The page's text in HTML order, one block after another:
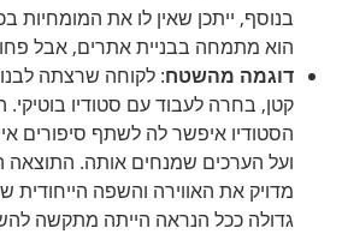
בנוסף, ייתכן שאין לו את המומחיות
הוא מתמחה בבניית אתרים, אבל
דוגמה מהשטח: לקוחה שרצתה
קטן, בחרה לעבוד עם סטודיו
הסטודיו איפשר לה לשתף סיפורים
ועל הערכים שמנחים אותה. התוצאה
מדויק את האווירה והשפה
גדולה ככל הנראה הייתה מתקשה